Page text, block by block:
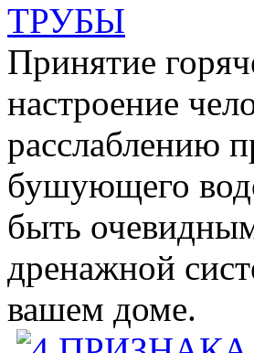
Принятие
настроение
расслаблению
бушующего
быть
дренажной
вашем доме.